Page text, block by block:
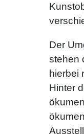
Der
stehen
hierbei
Hinter